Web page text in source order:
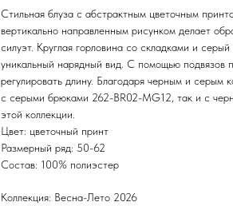
Стильная блуза с абстрактным цветочным
вертикально направленным рисунком делает
силуэт. Круглая горловина со складками и
уникальный нарядный вид. С помощью подвязов
регулировать длину. Благодаря черным и серым
с серыми брюками 262-BR02-MG12, так и с
этой коллекции.
Цвет: цветочный принт
Размерный ряд: 50-62
Состав: 100% полиэстер
Коллекция: Весна-Лето 2026